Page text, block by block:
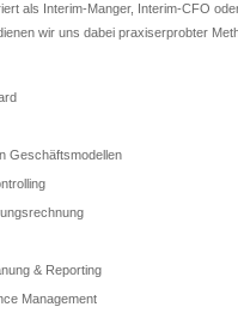
als Interim-Manger, Interim-CFO
wir uns dabei praxiserprobter
Geschäftsmodellen
& Reporting
Management